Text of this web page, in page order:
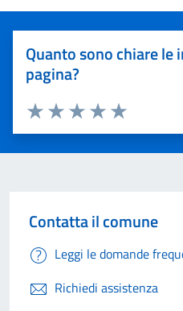
Quanto sono chiare
pagina?
Valuta 5
Valuta 4 stelle
Valuta 3 stelle su 5
Valuta 2 stelle su 5
Valuta 1 stelle su 5
Contatta il comune
Leggi le domande
Richiedi assistenza